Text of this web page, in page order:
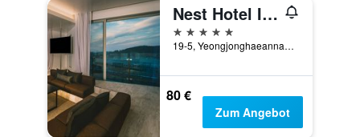
Nest Hotel Incheon
5 Sterne
19-5, Yeongjonghaeannam-ro, Jung-gu, Incheon, Südkorea
80 €
Zum Angebot